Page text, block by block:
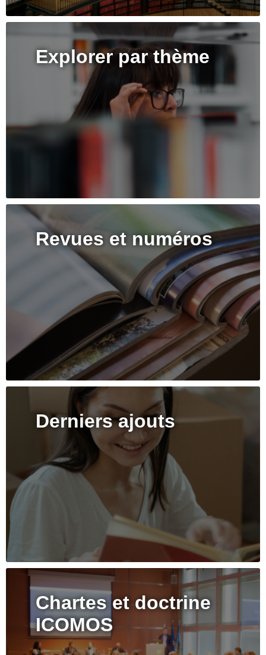
Explorer par thème
Revues et numéros
Derniers ajouts
Chartes et doctrine
ICOMOS